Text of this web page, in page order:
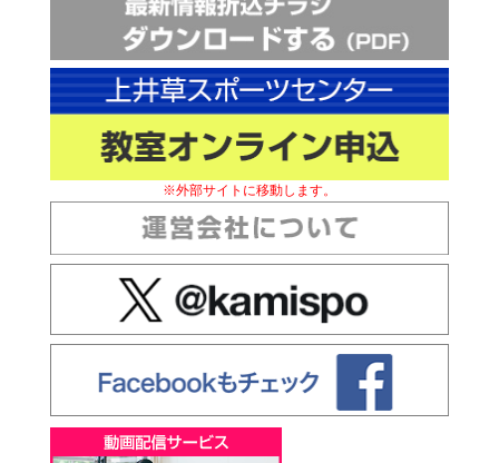
※外部サイトに移動します。